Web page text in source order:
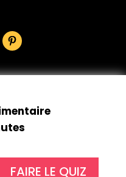
FAIRE LE QUIZ